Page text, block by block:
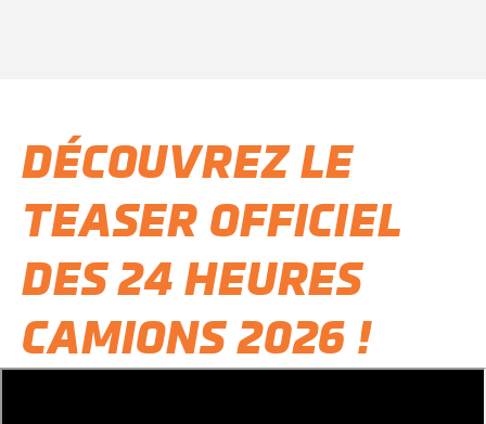
DÉCOUVREZ LE
TEASER OFFICIEL
DES 24 HEURES
CAMIONS 2026 !